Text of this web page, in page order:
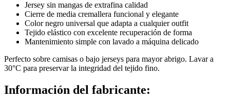
Jersey sin mangas de extrafina calidad
Cierre de media cremallera funcional y elegante
Color negro universal que adapta a cualquier outfit
Tejido elástico con excelente recuperación de forma
Mantenimiento simple con lavado a máquina delicado
Perfecto sobre camisas o bajo jerseys para mayor abrigo. Lavar a
30°C para preservar la integridad del tejido fino.
Información del fabricante: